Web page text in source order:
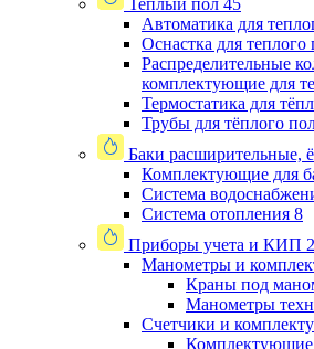
Теплый пол 45
Автоматика для
Оснастка для теплого
Распределительные
комплектующие для
Термостатика для
Трубы для тёплого
Баки расширительные,
Комплектующие для
Система
Система отопления 8
Приборы учета и КИП
Манометры и
Краны под
Манометры
Счетчики и
Комплектующие